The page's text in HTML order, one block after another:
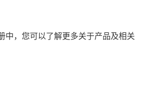
中，您可以了解更多关于产品及相关